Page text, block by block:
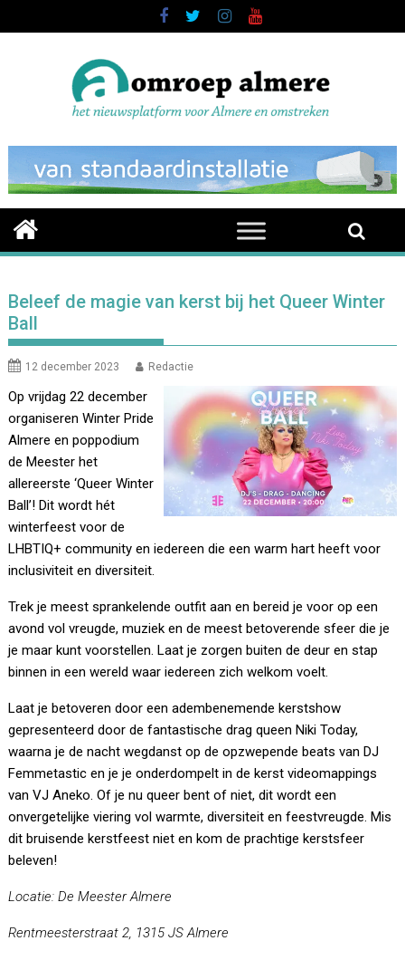
to
Beleef de magie van kerst bij het Queer Winter
Ball
12 december 2023 Redactie
Op vrijdag 22 december
organiseren Winter Pride
Almere en poppodium
de Meester het
allereerste ‘Queer Winter
Ball’! Dit wordt hét
winterfeest voor de
LHBTIQ+ community en iedereen die een warm hart heeft voor
inclusiviteit en diversiteit.
Trek je meest sprankelende outfit aan en bereid je voor op een
avond vol vreugde, muziek en de meest betoverende sfeer die je
je maar kunt voorstellen. Laat je zorgen buiten de deur en stap
binnen in een wereld waar iedereen zich welkom voelt.
Laat je betoveren door een adembenemende kerstshow
gepresenteerd door de fantastische drag queen Niki Today,
waarna je de nacht wegdanst op de opzwepende beats van DJ
Femmetastic en je je onderdompelt in de kerst videomappings
van VJ Aneko. Of je nu queer bent of niet, dit wordt een
onvergetelijke viering vol warmte, diversiteit en feestvreugde. Mis
dit bruisende kerstfeest niet en kom de prachtige kerstsfeer
beleven!
Locatie: De Meester Almere
Rentmeesterstraat 2, 1315 JS Almere